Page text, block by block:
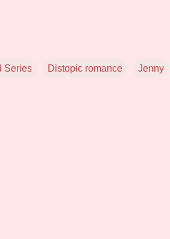
Series Distopic romance Jenny